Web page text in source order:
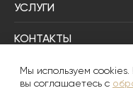
УСЛУГИ
КОНТАКТЫ
Мы используем cookies.
вы соглашаетесь с